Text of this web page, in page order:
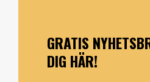
GRATIS
DIG HÄR!